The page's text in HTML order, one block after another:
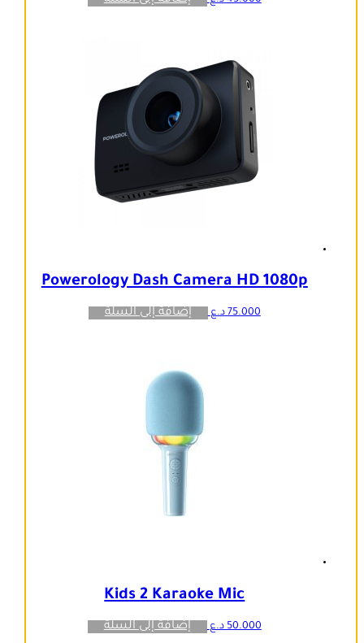
Powerology Dash Camera HD 1080p
75.000 د.ع إضافة إلى السلة
Kids 2 Karaoke Mic
50.000 د.ع إضافة إلى السلة